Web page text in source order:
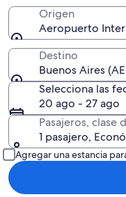
Origen
Aeropuerto
Destino
Buenos Aires
Selecciona las
20 ago - 27 ago
Pasajeros, clase
1 pasajero,
Agregar una estancia